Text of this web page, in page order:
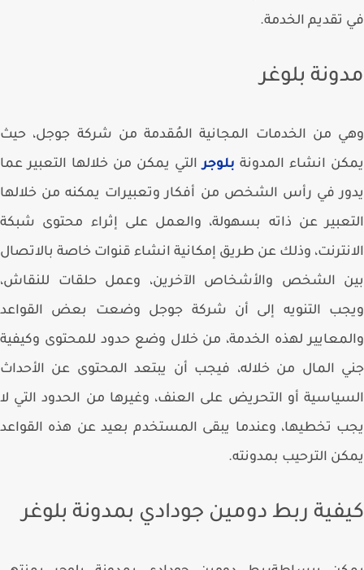
تقديم الخدمة.
بلوغر
من الخدمات المجانية المُقدمة من شركة جوجل، حيث
انشاء المدونةبلوجرالتي يمكن من خلالها التعبير عما
في رأس الشخص من أفكار وتعبيرات يمكنه من خلالها
عن ذاته بسهولة، والعمل على إثراء محتوى شبكة
وذلك عن طريق إمكانية انشاء قنوات خاصة بالاتصال
الشخص والأشخاص الآخرين، وعمل حلقات للنقاش،
التنويه إلى أن شركة جوجل وضعت بعض القواعد
لهذه الخدمة، من خلال وضع حدود للمحتوى وكيفية
المال من خلاله، فيجب أن يبتعد المحتوى عن الأحداث
أو التحريض على العنف، وغيرها من الحدود التي لا
تخطيها، وعندما يبقى المستخدم بعيد عن هذه القواعد
الترحيب بمدونته.
ربط دومين جودادي بمدونة بلوغر